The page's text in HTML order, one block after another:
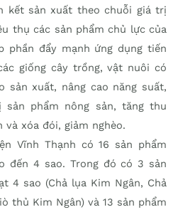
kết sản xuất theo chuỗi giá trị
thụ các sản phẩm chủ lực của
phần đẩy mạnh ứng dụng tiến
giống cây trồng, vật nuôi có
sản xuất, nâng cao năng suất,
sản phẩm nông sản, tăng thu
và xóa đói, giảm nghèo.
Vĩnh Thạnh có 16 sản phẩm
đến 4 sao. Trong đó có 3 sản
4 sao (Chả lụa Kim Ngân, Chả
thủ Kim Ngân) và 13 sản phẩm